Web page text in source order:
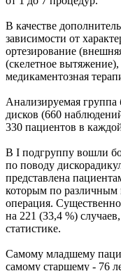
В качестве
зависимости от
ортезирование
(скелетное
медикаментозная
Анализируемая
дисков (660
330 пациентов в
В I подгруппу вошли
по поводу
представлена
которым по различным
операция.
на 221 (33,4 %)
статистике.
Самому младшему
самому старшему - 76